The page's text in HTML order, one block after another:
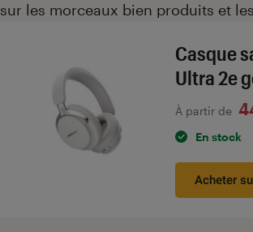
sur les morceaux bien produits et
Casque
Ultra 2e
À partir de
En stock
Acheter